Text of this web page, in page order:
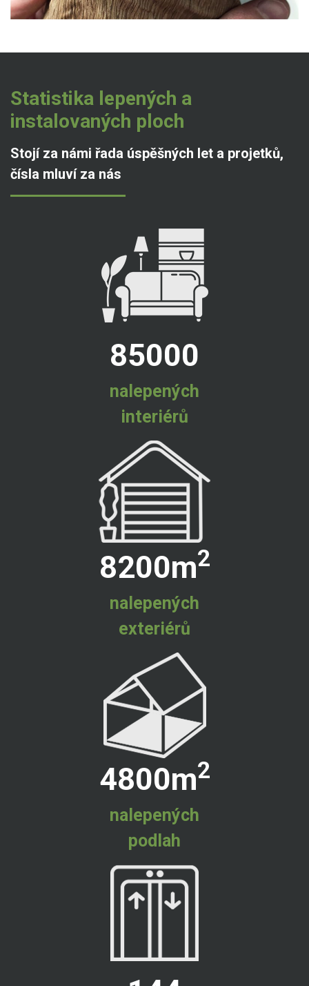
Statistika lepených a
instalovaných ploch
Stojí za námi řada úspěšných let a projetků,
čísla mluví za nás
85000
nalepených
interiérů
8200m2
nalepených
exteriérů
4800m2
nalepených
podlah